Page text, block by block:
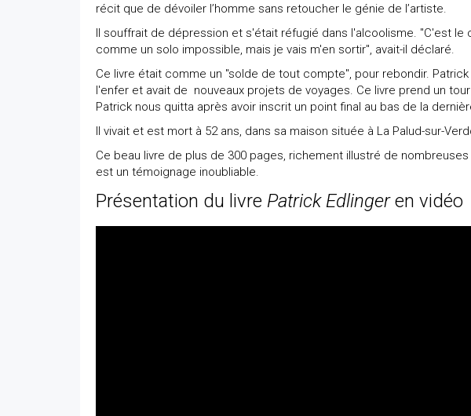
récit que de dévoiler l’homme sans retoucher le génie de l’artiste.
Il souffrait de dépression et s'était réfugié dans l'alcoolisme. "C'est le
comme un solo impossible, mais je vais m'en sortir", avait-il déclaré.
Ce livre était comme un "solde de tout compte", pour rebondir.
l'enfer et avait de nouveaux projets de voyages. Ce livre prend un
Patrick nous quitta après avoir inscrit un point final au bas de la
Il vivait et est mort à 52 ans, dans sa maison située à La Palud-sur-
Ce beau livre de plus de 300 pages, richement illustré de
est un témoignage inoubliable.
Présentation du livre Patrick Edlingeren vidéo